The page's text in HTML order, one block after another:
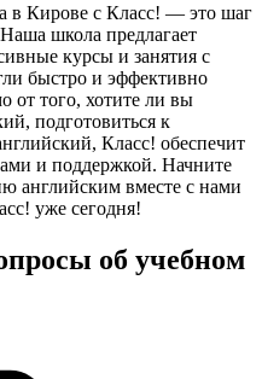
в Кирове с Класс! — это шаг
школа предлагает
курсы и занятия с
быстро и эффективно
от того, хотите ли вы
подготовиться к
Класс! обеспечит
и поддержкой. Начните
английским вместе с нами
уже сегодня!
об учебном